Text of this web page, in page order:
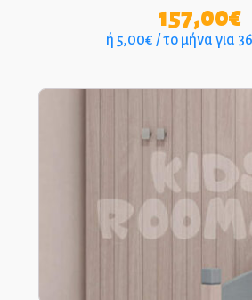
ΤΗΛ.: 210-
157,00€
ή 5,00€ / το μήνα για